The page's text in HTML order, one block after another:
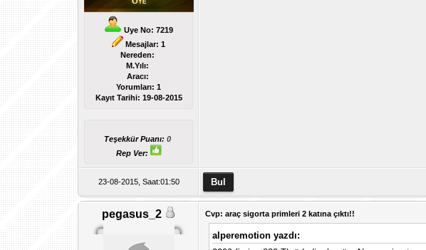
Uye No: 7219
Mesajlar: 1
Nereden:
M.Yılı:
Aracı:
Yorumları:1
Kayıt Tarihi: 19-08-2015
Teşekkür Puanı:0
Rep Ver:
23-08-2015, Saat:01:50
pegasus_2 Cvp: araç sigorta primleri 2 katına çıktı!!
alperemotion yazdı: